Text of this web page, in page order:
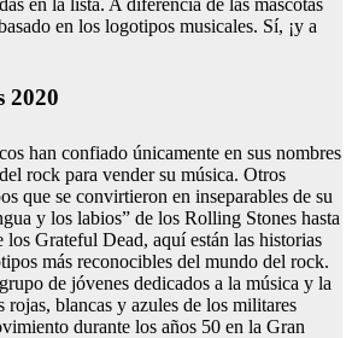
en los logotipos musicales. Sí, ¡y a
2020
han confiado únicamente en sus nombres
rock para vender su música. Otros
que se convirtieron en inseparables de su
y los labios” de los Rolling Stones hasta
los Grateful Dead, aquí están las historias
más reconocibles del mundo del rock.
de jóvenes dedicados a la música y la
rojas, blancas y azules de los militares
durante los años 50 en la Gran